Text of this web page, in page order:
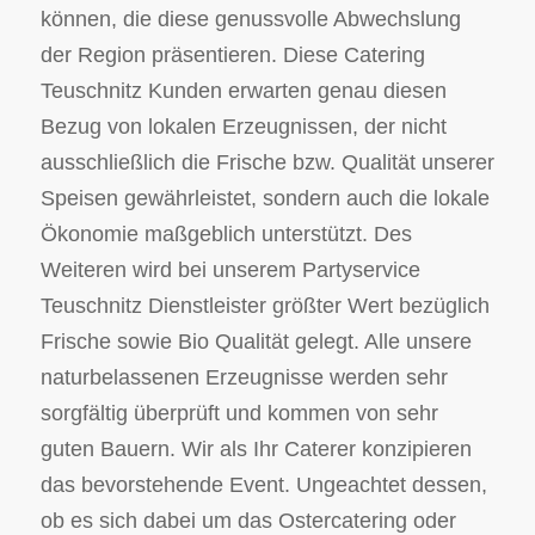
können, die diese genussvolle Abwechslung
der Region präsentieren. Diese Catering
Teuschnitz Kunden erwarten genau diesen
Bezug von lokalen Erzeugnissen, der nicht
ausschließlich die Frische bzw. Qualität unserer
Speisen gewährleistet, sondern auch die lokale
Ökonomie maßgeblich unterstützt. Des
Weiteren wird bei unserem Partyservice
Teuschnitz Dienstleister größter Wert bezüglich
Frische sowie Bio Qualität gelegt. Alle unsere
naturbelassenen Erzeugnisse werden sehr
sorgfältig überprüft und kommen von sehr
guten Bauern. Wir als Ihr Caterer konzipieren
das bevorstehende Event. Ungeachtet dessen,
ob es sich dabei um das Ostercatering oder